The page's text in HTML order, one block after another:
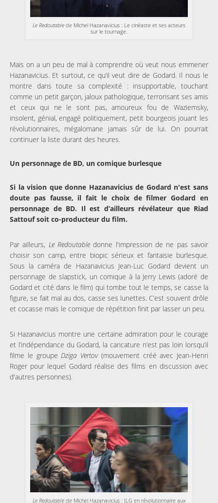
Le Redoutablede Michel Hazanavicius : Le cinéaste et ses acteurs
sur le tournage.
Mais on a un peu de mal à comprendre où veut nous emmener
Hazanavicius. Et surtout, ce qu’il veut dire de Godard. Il nous le
montre dans toute sa complexité : insupportable, touchant
comme un petit garçon, jaloux pathologique, terrorisant ses amis
et ceux qui ne le sont pas, amoureux fou de Waziemsky,
insolent, génial, engagé politiquement, petit bourgeois jouant les
révolutionnaires, mégalomane jamais sûr de lui. On pourrait
continuer la liste durant des heures.
Un personnage de BD, un comique burlesque
Si la vision que donne Hazanavicius de Godard n'est sans
doute pas fausse, il fait le choix de filmer Godard en
personnage de BD. Il est d’ailleurs révélateur que Riad
Sattouf soit co-producteur du film.
Par ailleurs, Le Redoutable donne l'impression de ne pas savoir
choisir son camp, entre biopic sérieux et fantaisie burlesque.
Sous la caméra de Hazanavicius Jean-Luc Godard devient un
personnage de slapstick, un comique à la Jerry Lewis (adoré de
Godard et cité dans le film) qui tombe tout le temps, se casse la
figure, se fait mal au dos, casse ses lunettes. C’est souvent drôle
et cocasse mais le comique de répétition finit par lasser un peu.
Si Hazanavicius montre une certaine admiration pour le courage
et l’indépendance du Godard, la caricature n’est pas loin lorsqu’il
filme le groupe Dziga Vertov(mouvement créé avec Jean-Henri
Roger pour lequel Godard réalise des films en discussion avec
d'autres personnes).
Le Redoutablede Michel Hazanavicius : JLG en révolutionnaire aux